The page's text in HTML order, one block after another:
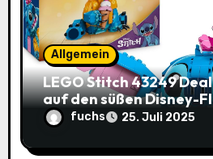
a
t
i
o
n
Allgemein
LEGO Stitch 43249
auf den süßen Disney-
fuchs 25. Juli 2025